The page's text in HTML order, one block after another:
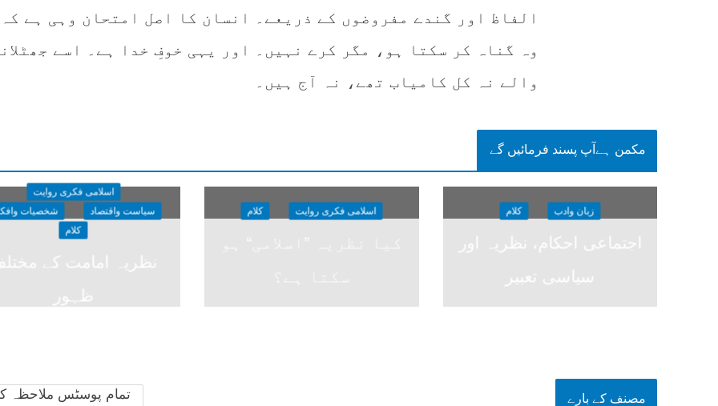
الفاظ اور گندے مفروضوں کے ذریعے۔ انسان کا اصل امتحان وہی ہے
وہ گناہ کر سکتا ہو، مگر کرے نہیں۔ اور یہی خوفِ خدا ہے۔ اسے
والے نہ کل کامیاب تھے، نہ آج ہیں۔
مکمن ہےآپ پسند فرمائیں گے
زبان وادب کلام
اجتماعی احکام، نظریہ اور
سیاسی تعبیر
اسلامی فکری روایت کلام
کیا نظریہ ”اسلامی“ ہو
اسلامی فکری روایت
سیاست واقتصاد
شخصیات
کلام
نظریہ امامت کے
ظہور
مصنف کے بارے تمام پوسٹس ملاحظہ